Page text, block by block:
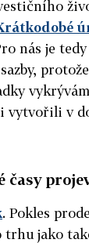
nás je
vytvořili v
časy
. Pokles
jako